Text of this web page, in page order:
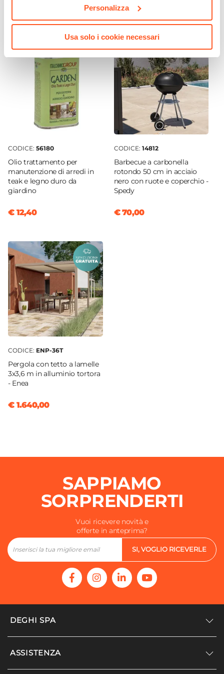
Personalizza
Usa solo i cookie necessari
€ 92,00
CODICE: 56180
Olio trattamento per
manutenzione di arredi in
teak e legno duro da
giardino
€ 12,40
CODICE: 14812
Barbecue a carbonella
rotondo 50 cm in acciaio
nero con ruote e coperchio -
Spedy
€ 70,00
CODICE: ENP-36T
Pergola con tetto a lamelle
3x3,6 m in alluminio tortora
- Enea
€ 1.640,00
SAPPIAMO
SORPRENDERTI
Vuoi ricevere novità e
offerte in anteprima?
SI, VOGLIO RICEVERLE
DEGHI SPA
Accedi/Registrati
ASSISTENZA